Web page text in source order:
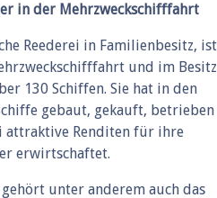
in der Mehrzweckschifffahrt
Reederei in Familienbesitz, ist
und im Besitz
130 Schiffen. Sie hat in den
gebaut, gekauft, betrieben
attraktive Renditen für ihre
erwirtschaftet.
unter anderem auch das